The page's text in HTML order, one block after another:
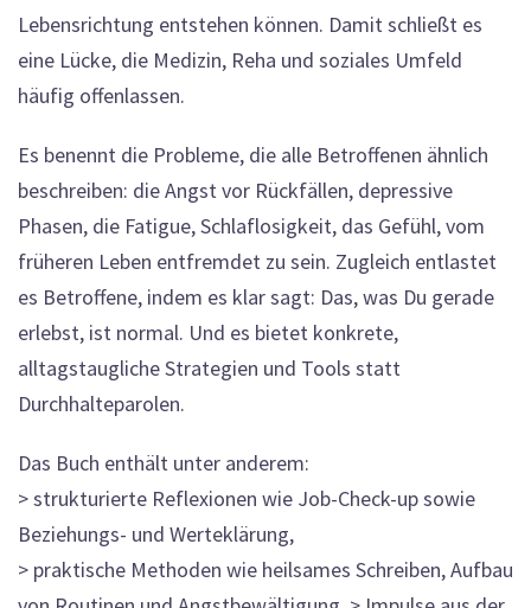
Lebensrichtung entstehen können. Damit schließt es
eine Lücke, die Medizin, Reha und soziales Umfeld
häufig offenlassen.
Es benennt die Probleme, die alle Betroffenen ähnlich
beschreiben: die Angst vor Rückfällen, depressive
Phasen, die Fatigue, Schlaflosigkeit, das Gefühl, vom
früheren Leben entfremdet zu sein. Zugleich entlastet
es Betroffene, indem es klar sagt: Das, was Du gerade
erlebst, ist normal. Und es bietet konkrete,
alltagstaugliche Strategien und Tools statt
Durchhalteparolen.
Das Buch enthält unter anderem:
> strukturierte Reflexionen wie Job-Check-up sowie
Beziehungs- und Werteklärung,
> praktische Methoden wie heilsames Schreiben, Aufbau